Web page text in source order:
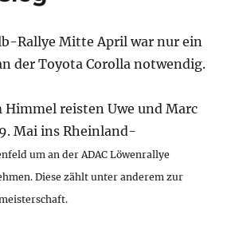
Rallye Mitte April war nur ein
der Toyota Corolla notwendig.
Himmel reisten Uwe und Marc
Mai ins Rheinland-
um an der ADAC Löwenrallye
Diese zählt unter anderem zur